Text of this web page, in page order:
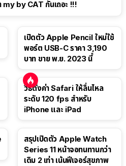
my by CAT กันเถอะ !!!
เปิดตัว Apple Pencil ใหม่ใช้
พอร์ต USB-C ราคา 3,190
บาท ขาย พ.ย. 2023 นี้
วิธีตั้งค่า Safari ให้ลื่นไหล
ระดับ 120 fps สำหรับ
iPhone และ iPad
สรุปเปิดตัว Apple Watch
Series 11 หน้าจอทนทานกว่า
เดิม 2 เท่า เน้นฟีเจอร์สุขภาพ